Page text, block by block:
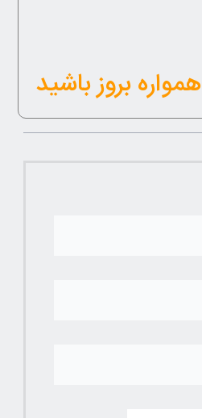
بروز باشید